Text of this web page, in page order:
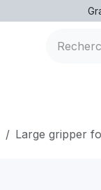
Large gripper